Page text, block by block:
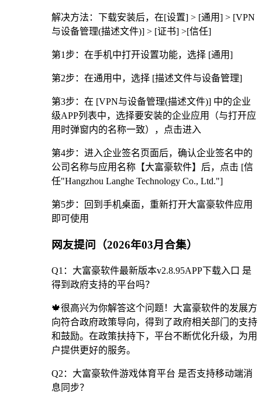
解决方法：下载安装后，在[设置] > [通用] > [VPN
与设备管理(描述文件)] > [证书] >[信任]
第1步：在手机中打开设置功能，选择 [通用]
第2步：在通用中，选择 [描述文件与设备管理]
第3步：在 [VPN与设备管理(描述文件)] 中的企业
级APP列表中，选择要安装的企业应用（与打开应
用时弹窗内的名称一致），点击进入
第4步：进入企业签名页面后，确认企业签名中的
公司名称与应用名称【大富豪软件】后，点击 [信
任"Hangzhou Langhe Technology Co., Ltd."]
第5步：回到手机桌面，重新打开大富豪软件应用
即可使用
网友提问（2026年03月合集）
Q1：大富豪软件最新版本v2.8.95APP下载入口 是
得到政府支持的平台吗？
🍁很高兴为你解答这个问题！大富豪软件的发展方
向符合政府政策导向，得到了政府相关部门的支持
和鼓励。在政策扶持下，平台不断优化升级，为用
户提供更好的服务。
Q2：大富豪软件游戏体育平台 是否支持移动端消
息同步？